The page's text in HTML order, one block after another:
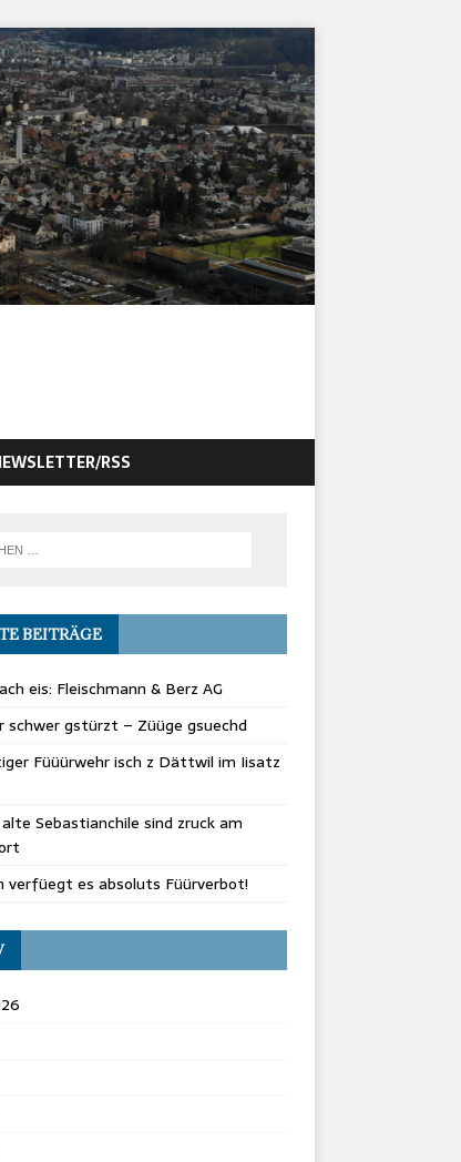
RSS
BEITRÄGE
eis: Fleischmann & Berz AG
gstürzt – Züüge gsuechd
Füüürwehr isch z Dättwil im Iisatz
Sebastianchile sind zruck am
verfüegt es absoluts Füürverbot!